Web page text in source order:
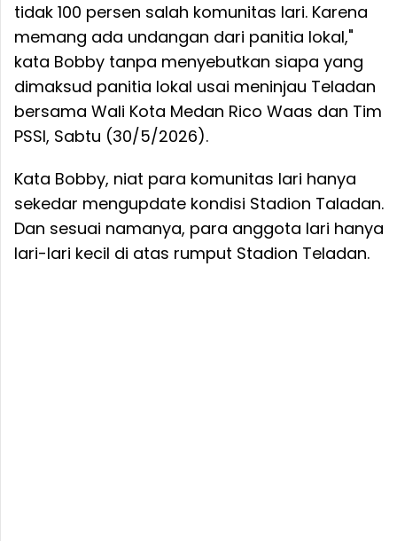
tidak 100 persen salah komunitas lari. Karena
memang ada undangan dari panitia lokal,"
kata Bobby tanpa menyebutkan siapa yang
dimaksud panitia lokal usai meninjau Teladan
bersama Wali Kota Medan Rico Waas dan Tim
PSSI, Sabtu (30/5/2026).
Kata Bobby, niat para komunitas lari hanya
sekedar mengupdate kondisi Stadion Taladan.
Dan sesuai namanya, para anggota lari hanya
lari-lari kecil di atas rumput Stadion Teladan.